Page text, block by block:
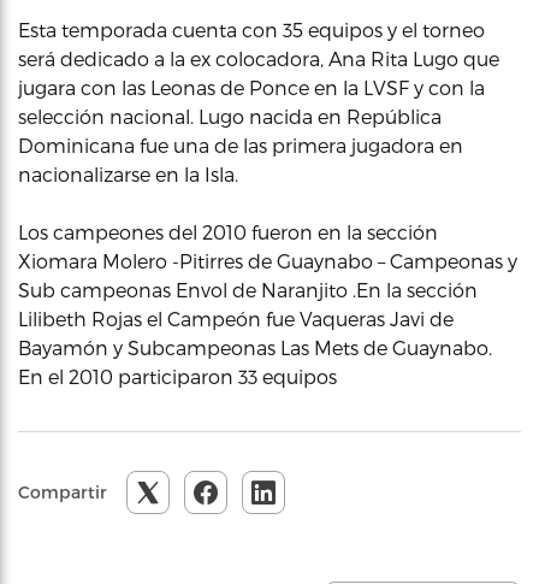
Esta temporada cuenta con 35 equipos y el torneo
será dedicado a la ex colocadora, Ana Rita Lugo que
jugara con las Leonas de Ponce en la LVSF y con la
selección nacional. Lugo nacida en República
Dominicana fue una de las primera jugadora en
nacionalizarse en la Isla.
Los campeones del 2010 fueron en la sección
Xiomara Molero -Pitirres de Guaynabo – Campeonas y
Sub campeonas Envol de Naranjito .En la sección
Lilibeth Rojas el Campeón fue Vaqueras Javi de
Bayamón y Subcampeonas Las Mets de Guaynabo.
En el 2010 participaron 33 equipos
Compartir